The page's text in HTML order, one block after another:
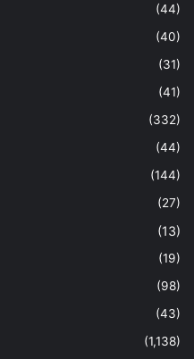
(44)
(40)
(31)
(41)
(332)
(44)
(144)
(27)
(13)
(19)
(98)
(43)
(1,138)